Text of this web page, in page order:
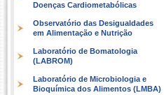
Doenças Cardiometabólicas
Observatório das Desigualdades
em Alimentação e Nutrição
Laboratório de Bomatologia
(LABROM)
Laboratório de Microbiologia e
Bioquímica dos Alimentos (LMBA)